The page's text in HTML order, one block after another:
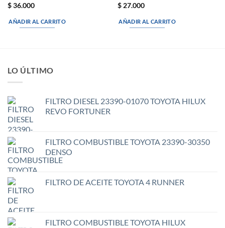
$36.000
AÑADIR AL CARRITO
$27.000
AÑADIR AL CARRITO
LO ÚLTIMO
FILTRO DIESEL 23390-01070 TOYOTA HILUX
REVO FORTUNER
FILTRO COMBUSTIBLE TOYOTA 23390-30350
DENSO
FILTRO DE ACEITE TOYOTA 4 RUNNER
FILTRO COMBUSTIBLE TOYOTA HILUX